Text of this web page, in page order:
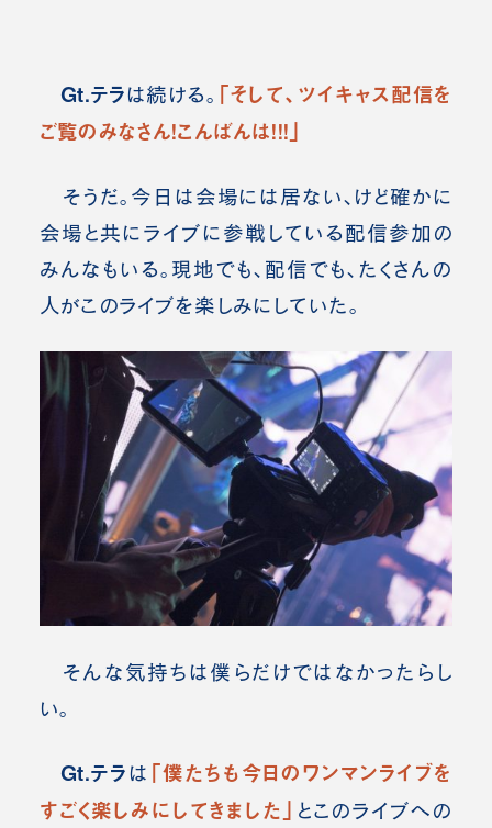
Gt.テラは続ける。 「そして、ツイキャス配信を
ご覧のみなさん！こんばんは！！！」
そうだ。今日は会場には居ない、けど確かに
会場と共にライブに参戦している配信参加の
みんなもいる。現地でも、配信でも、たくさんの
人がこのライブを楽しみにしていた。
そんな気持ちは僕らだけではなかったらし
い。
Gt.テラ は 「僕たちも今日のワンマンライブを
すごく楽しみにしてきました」 とこのライブへの